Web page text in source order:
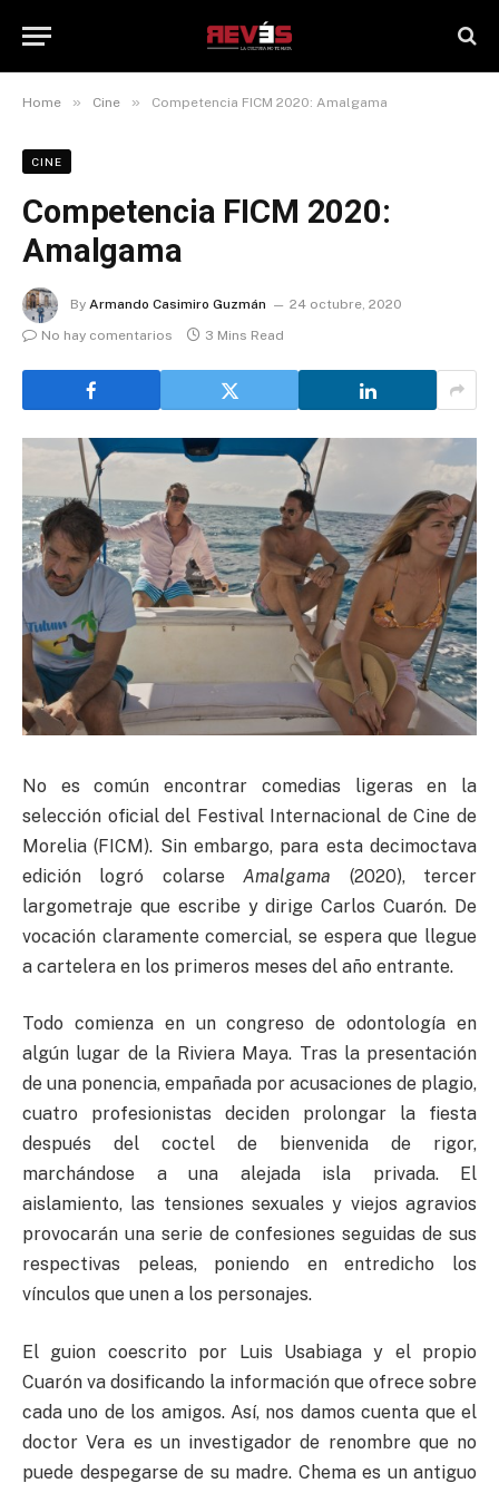
Home » Cine » Competencia FICM 2020: Amalgama
CINE
Competencia FICM 2020:
Amalgama
By Armando Casimiro Guzmán
24 octubre, 2020
No hay comentarios
3 Mins Read
No es común encontrar comedias ligeras en la
selección oficial del Festival Internacional de Cine de
Morelia (FICM). Sin embargo, para esta decimoctava
edición logró colarseAmalgama (2020), tercer
largometraje que escribe y dirige Carlos Cuarón. De
vocación claramente comercial, se espera que llegue
a cartelera en los primeros meses del año entrante.
Todo comienza en un congreso de odontología en
algún lugar de la Riviera Maya. Tras la presentación
de una ponencia, empañada por acusaciones de plagio,
cuatro profesionistas deciden prolongar la fiesta
después del coctel de bienvenida de rigor,
marchándose a una alejada isla privada. El
aislamiento, las tensiones sexuales y viejos agravios
provocarán una serie de confesiones seguidas de sus
respectivas peleas, poniendo en entredicho los
vínculos que unen a los personajes.
El guion coescrito por Luis Usabiaga y el propio
Cuarón va dosificando la información que ofrece sobre
cada uno de los amigos. Así, nos damos cuenta que el
doctor Vera es un investigador de renombre que no
puede despegarse de su madre. Chema es un antiguo